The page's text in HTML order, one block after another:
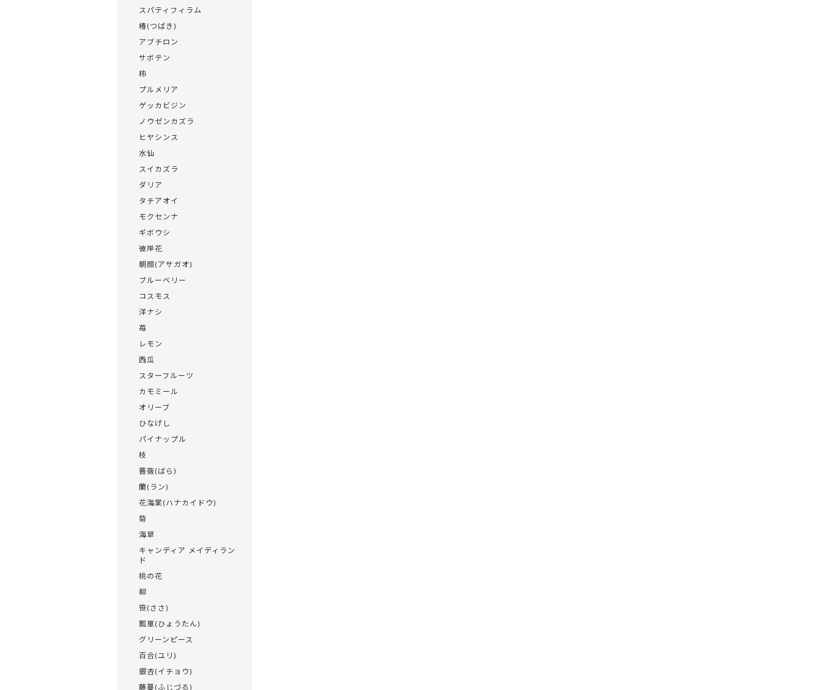
スパティフィラム
椿(つばき)
アブチロン
サボテン
柿
プルメリア
ゲッカビジン
ノウゼンカズラ
ヒヤシンス
水仙
スイカズラ
ダリア
タチアオイ
モクセンナ
ギボウシ
彼岸花
朝顔(アサガオ)
ブルーベリー
コスモス
洋ナシ
苺
レモン
西瓜
スターフルーツ
カモミール
オリーブ
ひなげし
パイナップル
枝
薔薇(ばら)
蘭(ラン)
花海棠(ハナカイドウ)
菊
海草
キャンディア メイディラン
ド
桃の花
柳
笹(ささ)
瓢箪(ひょうたん)
グリーンピース
百合(ユリ)
銀杏(イチョウ)
藤蔓(ふじづる)